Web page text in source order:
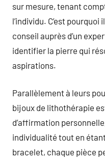
sur mesure, tenant
l’individu. C’est
conseil auprès d’un
identifier la pierre qui
aspirations.
Parallèlement à leurs
bijoux de lithothérapie
d’affirmation
individualité tout en
bracelet, chaque pièce